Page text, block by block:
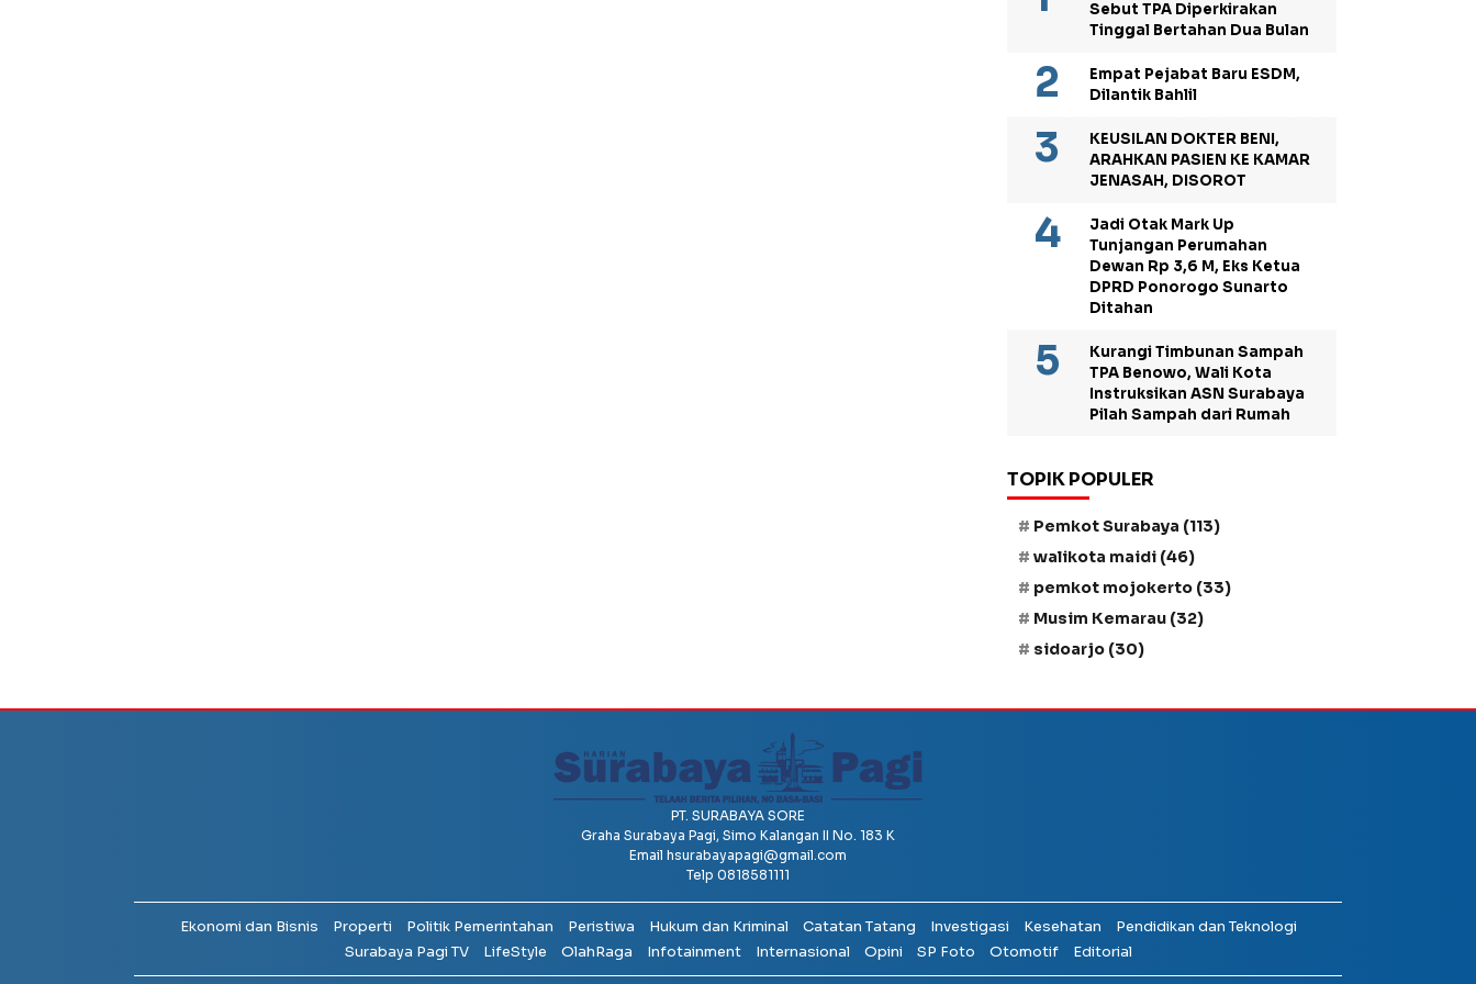
Sebut TPA Diperkirakan
Tinggal Bertahan Dua Bulan
Empat Pejabat Baru ESDM,
Dilantik Bahlil
KEUSILAN DOKTER BENI,
ARAHKAN PASIEN KE KAMAR
JENASAH, DISOROT
Jadi Otak Mark Up
Tunjangan Perumahan
Dewan Rp 3,6 M, Eks Ketua
DPRD Ponorogo Sunarto
Ditahan
Kurangi Timbunan Sampah
TPA Benowo, Wali Kota
Instruksikan ASN Surabaya
Pilah Sampah dari Rumah
TOPIK POPULER
Pemkot Surabaya (113)
walikota maidi (46)
pemkot mojokerto (33)
Musim Kemarau (32)
sidoarjo (30)
PT. SURABAYA SORE
Graha Surabaya Pagi, Simo Kalangan II No. 183 K
Email hsurabayapagi@gmail.com
Telp 0818581111
Ekonomi dan Bisnis Properti Politik Pemerintahan Peristiwa Hukum dan Kriminal Catatan Tatang Investigasi Kesehatan
Pendidikan dan Teknologi
Surabaya Pagi TV
LifeStyle OlahRaga Infotainment Internasional Opini SP Foto Otomotif Editorial